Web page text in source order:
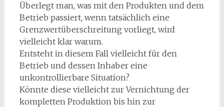
Überlegt man, was mit den Produkten und dem
Betrieb passiert, wenn tatsächlich eine
Grenzwertüberschreitung vorliegt, wird
vielleicht klar warum.
Entsteht in diesem Fall vielleicht für den
Betrieb und dessen Inhaber eine
unkontrollierbare Situation?
Könnte diese vielleicht zur Vernichtung der
kompletten Produktion bis hin zur